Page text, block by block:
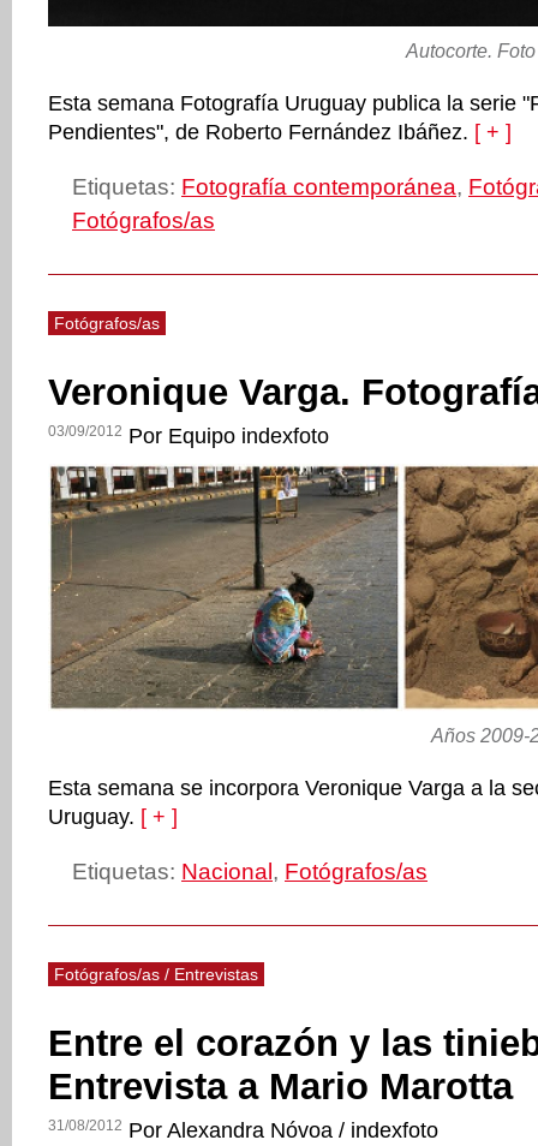
Autocorte.
Esta semana Fotografía Uruguay publica la serie
Pendientes", de Roberto Fernández Ibáñez. [ + ]
Etiquetas: Fotografía contemporánea,
Fotógrafos/as
Fotógrafos/as
Veronique Varga.
03/09/2012 Por Equipo indexfoto
Años 2009-
Esta semana se incorpora Veronique Varga a la
Uruguay. [ + ]
Etiquetas: Nacional , Fotógrafos/as
Fotógrafos/as / Entrevistas
Entre el corazón y las
Entrevista a Mario Marotta
31/08/2012 Por Alexandra Nóvoa / indexfoto